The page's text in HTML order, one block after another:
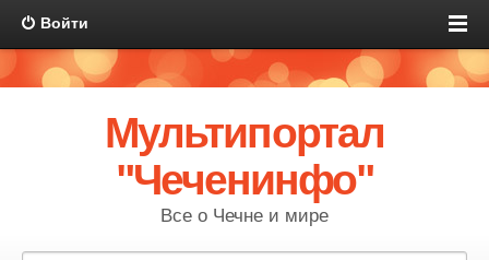
Войти
Мультипортал
"Чеченинфо"
Все о Чечне и мире